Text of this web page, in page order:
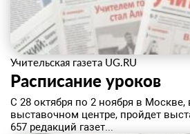
Учительская газета UG.RU
Расписание уроков
С 28 октября по 2 ноября в
выставочном центре, пройдет
657 редакций газет...